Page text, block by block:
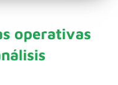
operativas